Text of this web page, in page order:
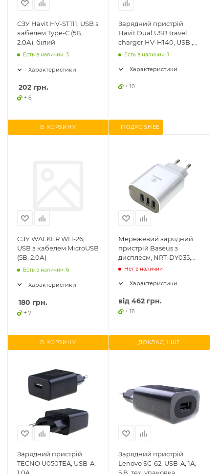
СЗУ Havit HV-ST111, USB з
кабелем Type-C (5В,
2.0А), білий
Есть в наличии: 3
Характеристики
202 грн.
+ 8
В КОРЗИНУ
Зарядний пристрій
Havit Dual USB travel
charger HV-H140, USB ,
2.4 А
Есть в наличии: 1
Характеристики
+ 10
ПОДРОБНЕЕ
СЗУ WALKER WH-26,
USB з кабелем MicroUSB
(5В, 2.0А)
Есть в наличии: 6
Характеристики
180 грн.
+ 7
В КОРЗИНУ
Мережевий зарядний
пристрій Baseus з
дисплеєм, NRT-DY035,
USB 5V/1A, USB 5V/2.4A
Нет в наличии
Характеристики
від 462 грн.
+ 18
ДОКЛАДНІШЕ
Зарядний пристрій
TECNO U050TEA, USB-A,
1.0A
Зарядний пристрій
Lenovo SC-62, USB-A, 1А,
5 В, тех. упаковка,